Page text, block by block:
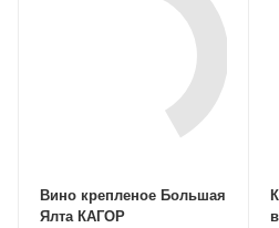
Вино крепленое Большая
Ялта КАГОР